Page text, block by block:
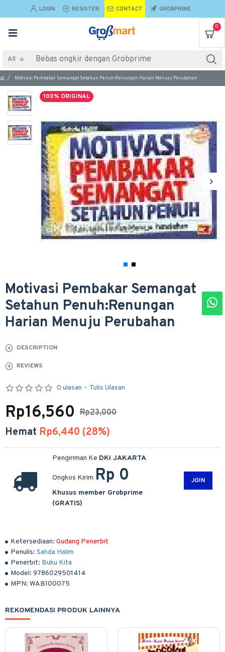
LOGIN REGISTER CONTACT GROBPRIME
0
All
Motivasi Pembakar Semangat Setahun Penuh:Renungan Harian Menuju Perubahan
100% ORIGINAL
Motivasi Pembakar Semangat
Setahun Penuh:Renungan
Harian Menuju Perubahan
DESCRIPTION
REVIEWS
Ketersediaan: Gudang Penerbit
Penulis: Sahda Halim
Penerbit: Buku Kita
Model: 9786029501414
MPN: WAB100075
0 ulasan - Tulis Ulasan
Rp23,000
Rp16,560
Hemat Rp6,440 (28%)
Pengiriman Ke DKI JAKARTA
Ongkos Kirim Rp 0
Khusus member Grobprime
(GRATIS)
JOIN
REKOMENDASI PRODUK LAINNYA